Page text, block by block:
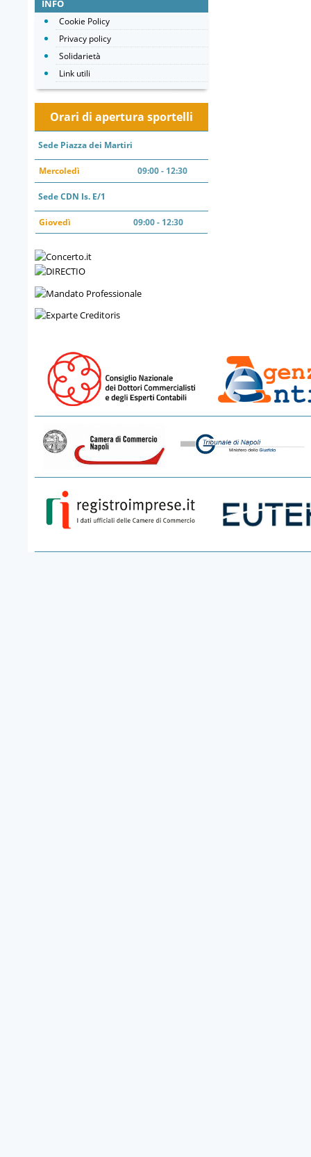
INFO
Cookie Policy
Privacy policy
Solidarietà
Link utili
Orari di apertura sportelli
Sede Piazza dei Martiri
Mercoledì 09:00 - 12:30
Sede CDN Is. E/1
Giovedì 09:00 - 12:30